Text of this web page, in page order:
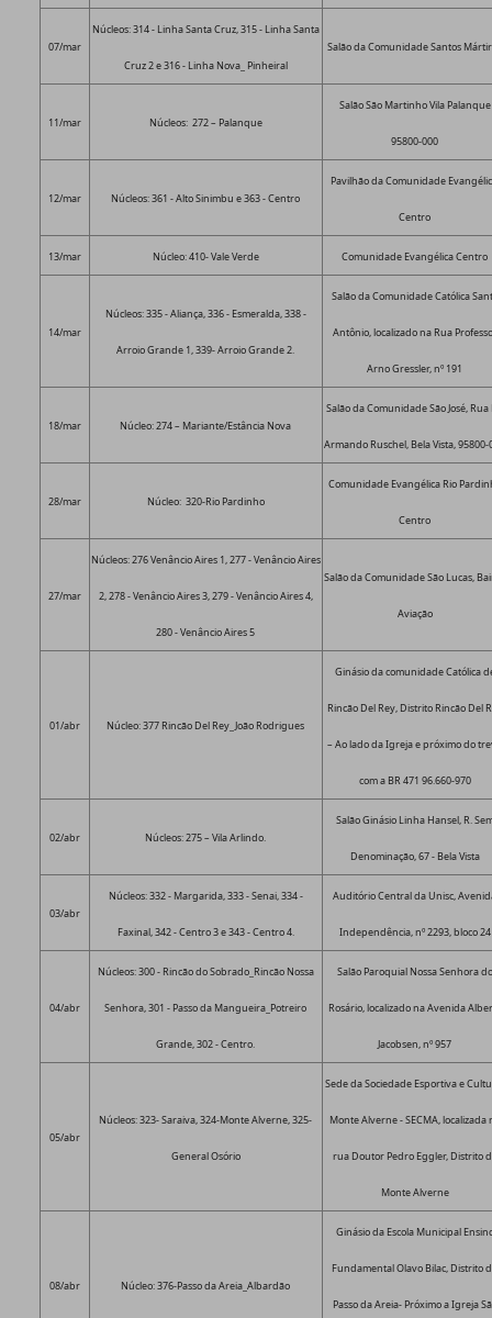
07/mar
Núcleos: 314 - Linha Santa Cruz, 315 - Linha Santa
Cruz 2 e 316 - Linha Nova_ Pinheiral
Salão da Comunidade Santos
11/mar Núcleos: 272 – Palanque
Salão São Martinho Vila Palanque
95800-000
12/mar Núcleos: 361 - Alto Sinimbu e 363 - Centro
Pavilhão da Comunidade
Centro
13/mar Núcleo: 410- Vale Verde Comunidade Evangélica Centro
14/mar
Núcleos: 335 - Aliança, 336 - Esmeralda, 338 -
Arroio Grande 1, 339- Arroio Grande 2.
Salão da Comunidade Católica
Antônio, localizado na Rua
Arno Gressler, nº 191
18/mar Núcleo: 274 – Mariante/Estância Nova
Salão da Comunidade São José, Rua
Armando Ruschel, Bela Vista, 95800-
28/mar Núcleo: 320-Rio Pardinho
Comunidade Evangélica Rio
Centro
27/mar
Núcleos: 276 Venâncio Aires 1, 277 - Venâncio Aires
2, 278 - Venâncio Aires 3, 279 - Venâncio Aires 4,
280 - Venâncio Aires 5
Salão da Comunidade São Lucas,
Aviação
01/abr Núcleo: 377 Rincão Del Rey_João Rodrigues
Ginásio da comunidade Católica
Rincão Del Rey, Distrito Rincão Del
– Ao lado da Igreja e próximo do
com a BR 471 96.660-970
02/abr Núcleos: 275 – Vila Arlindo.
Salão Ginásio Linha Hansel, R.
Denominação, 67 - Bela Vista
03/abr
Núcleos: 332 - Margarida, 333 - Senai, 334 -
Faxinal, 342 - Centro 3 e 343 - Centro 4.
Auditório Central da Unisc,
Independência, nº 2293, bloco 24
04/abr
Núcleos: 300 - Rincão do Sobrado_Rincão Nossa
Senhora, 301 - Passo da Mangueira_Potreiro
Grande, 302 - Centro.
Salão Paroquial Nossa Senhora do
Rosário, localizado na Avenida
Jacobsen, nº 957
05/abr
Núcleos: 323- Saraiva, 324-Monte Alverne, 325-
General Osório
Sede da Sociedade Esportiva e
Monte Alverne - SECMA, localizada
rua Doutor Pedro Eggler, Distrito
Monte Alverne
08/abr Núcleo: 376-Passo da Areia_Albardão
Ginásio da Escola Municipal
Fundamental Olavo Bilac, Distrito
Passo da Areia- Próximo a Igreja